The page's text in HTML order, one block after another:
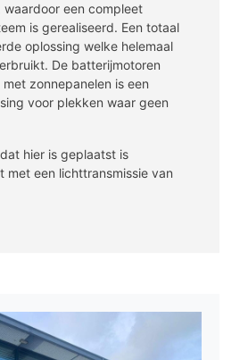
waardoor een compleet
is gerealiseerd. Een totaal
oplossing welke helemaal
De batterijmotoren
zonnepanelen is een
voor plekken waar geen
hier is geplaatst is
met een lichttransmissie van